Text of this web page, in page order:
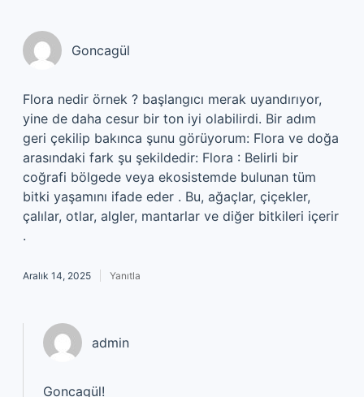
Goncagül
Flora nedir örnek ? başlangıcı merak uyandırıyor,
yine de daha cesur bir ton iyi olabilirdi. Bir adım
geri çekilip bakınca şunu görüyorum: Flora ve doğa
arasındaki fark şu şekildedir: Flora : Belirli bir
coğrafi bölgede veya ekosistemde bulunan tüm
bitki yaşamını ifade eder . Bu, ağaçlar, çiçekler,
çalılar, otlar, algler, mantarlar ve diğer bitkileri içerir
.
Aralık 14, 2025 Yanıtla
admin
Goncagül!